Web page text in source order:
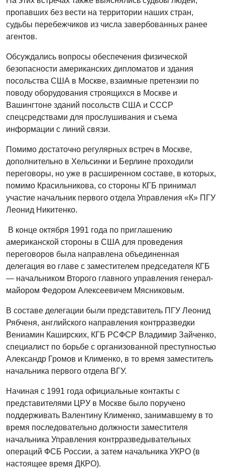
пропавших без вести на территории наших стран,
судьбы перебежчиков из числа завербованных ранее
агентов.
Обсуждались вопросы обеспечения физической
безопасности американских дипломатов и здания
посольства США в Москве, взаимные претензии по
поводу оборудования строящихся в Москве и
Вашингтоне зданий посольств США и СССР
спецсредствами для прослушивания и съема
информации с линий связи.
Помимо достаточно регулярных встреч в Москве,
дополнительно в Хельсинки и Берлине проходили
переговоры, но уже в расширенном составе, в которых,
помимо Красильникова, со стороны КГБ принимал
участие начальник первого отдела Управления «К» ПГУ
Леонид Никитенко.
В конце октября 1991 года по приглашению
американской стороны в США для проведения
переговоров была направлена объединенная
делегация во главе с заместителем председателя КГБ
— начальником Второго главного управления генерал-
майором Федором Алексеевичем Мясниковым.
В составе делегации были представитель ПГУ Леонид
Рябченя, английского направления контрразведки
Вениамин Каширских, КГБ РСФСР Владимир Зайченко,
специалист по борьбе с организованной преступностью
Александр Громов и Клименко, в то время заместитель
начальника первого отдела ВГУ.
Начиная с 1991 года официальные контакты с
представителями ЦРУ в Москве было поручено
поддерживать Валентину Клименко, занимавшему в то
время последовательно должности заместителя
начальника Управления контрразведывательных
операций ФСБ России, а затем начальника УКРО (в
настоящее время ДКРО).